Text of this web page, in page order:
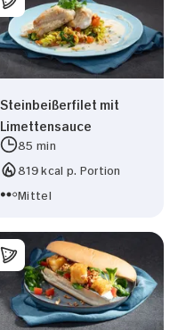
Steinbeißerfilet mit
Limettensauce
85 min
819 kcal p. Portion
Mittel